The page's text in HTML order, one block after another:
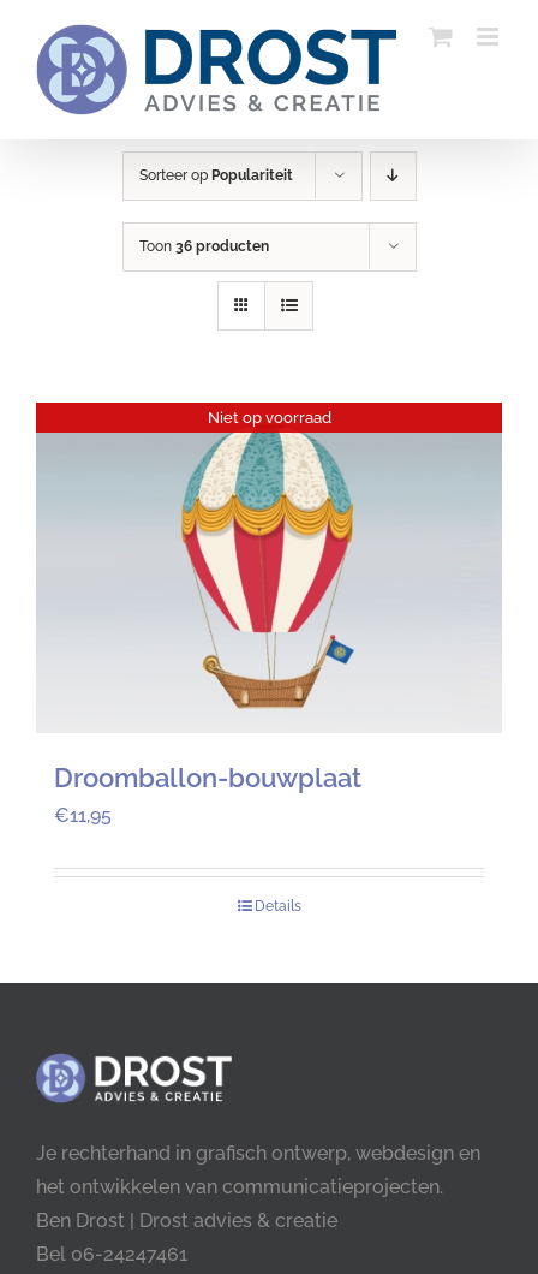
inhoud
Sorteer op Populariteit
Toon 36 producten
Niet op voorraad
Droomballon-bouwplaat
€11,95
Details
Je rechterhand in grafisch ontwerp, webdesign en
het ontwikkelen van communicatieprojecten.
Ben Drost | Drost advies & creatie
Bel 06-24247461